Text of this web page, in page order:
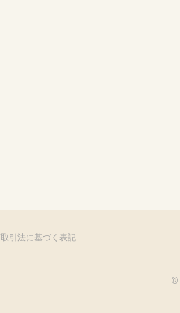
引法に基づく表記
©